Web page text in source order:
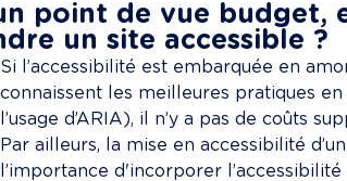
point de vue budget,
un site accessible ?
Si l’accessibilité est embarquée en
connaissent les meilleures pratiques
l’usage d’ARIA), il n’y a pas de coûts
Par ailleurs, la mise en accessibilité
l’importance d'incorporer